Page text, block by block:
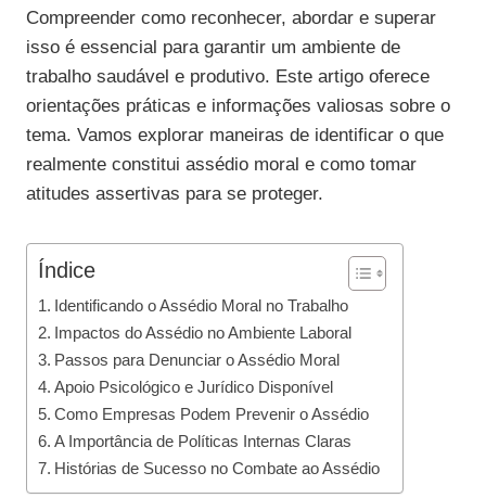
Compreender como reconhecer, abordar e superar
isso é essencial para garantir um ambiente de
trabalho saudável e produtivo. Este artigo oferece
orientações práticas e informações valiosas sobre o
tema. Vamos explorar maneiras de identificar o que
realmente constitui assédio moral e como tomar
atitudes assertivas para se proteger.
Índice
Identificando o Assédio Moral no Trabalho
Impactos do Assédio no Ambiente Laboral
Passos para Denunciar o Assédio Moral
Apoio Psicológico e Jurídico Disponível
Como Empresas Podem Prevenir o Assédio
A Importância de Políticas Internas Claras
Histórias de Sucesso no Combate ao Assédio